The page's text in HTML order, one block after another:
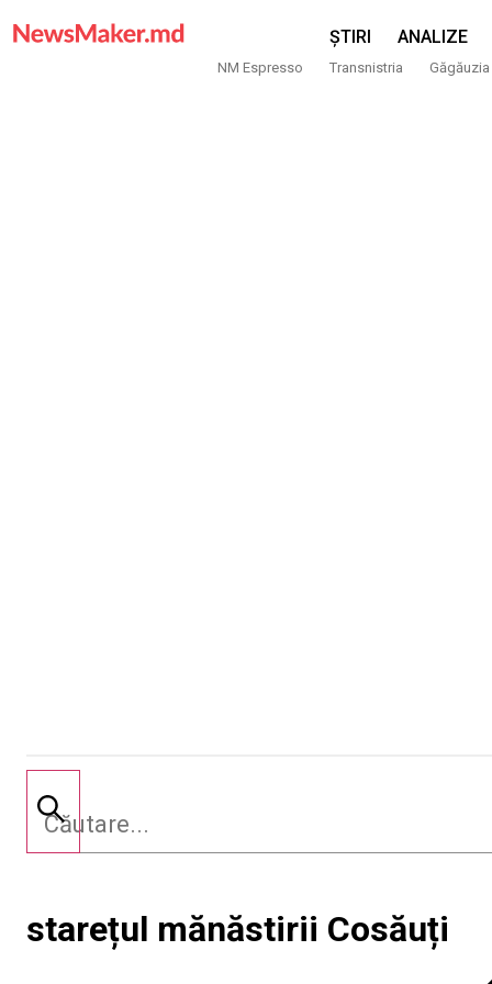
ȘTIRI ANALIZE
NM Espresso Transnistria Găgăuzia
starețul mănăstirii Cosăuți